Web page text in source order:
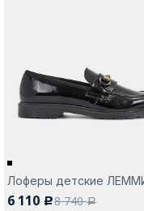
Лоферы детские
6 110 c8 740a